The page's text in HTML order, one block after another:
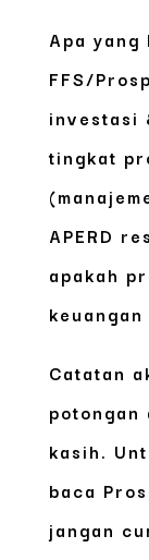
Apa
FFS/
investasi
tingkat
APERD
apakah
keuangan
Catatan
potongan
kasih.
baca
jangan